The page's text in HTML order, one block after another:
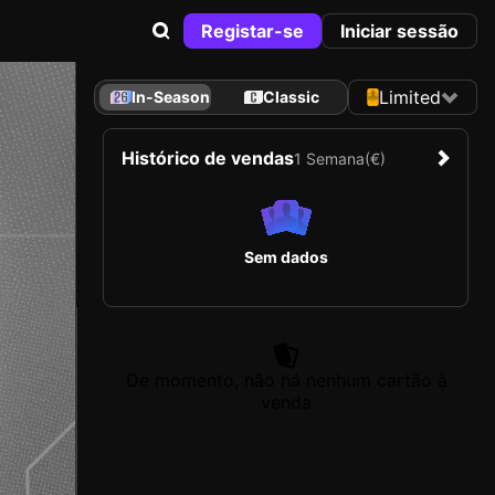
Registar-se Iniciar sessão
In-Season Classic Limited
Histórico de vendas1 Semana(€)
Sem dados